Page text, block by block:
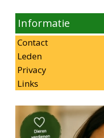
Informatie
Contact
Leden
Privacy
Links